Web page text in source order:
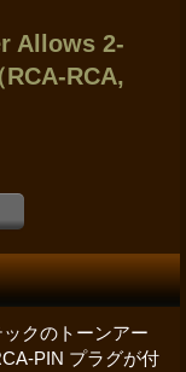
Allows 2-
RCA,
クのトーンアー
PIN プラグが付